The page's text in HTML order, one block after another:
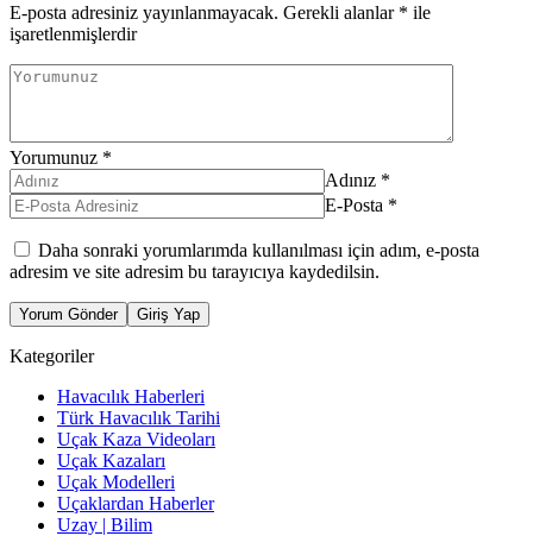
E-posta adresiniz yayınlanmayacak. Gerekli alanlar * ile
işaretlenmişlerdir
Yorumunuz *
Adınız *
E-Posta *
Daha sonraki yorumlarımda kullanılması için adım, e-posta
adresim ve site adresim bu tarayıcıya kaydedilsin.
Yorum Gönder Giriş Yap
Kategoriler
Havacılık Haberleri
Türk Havacılık Tarihi
Uçak Kaza Videoları
Uçak Kazaları
Uçak Modelleri
Uçaklardan Haberler
Uzay | Bilim